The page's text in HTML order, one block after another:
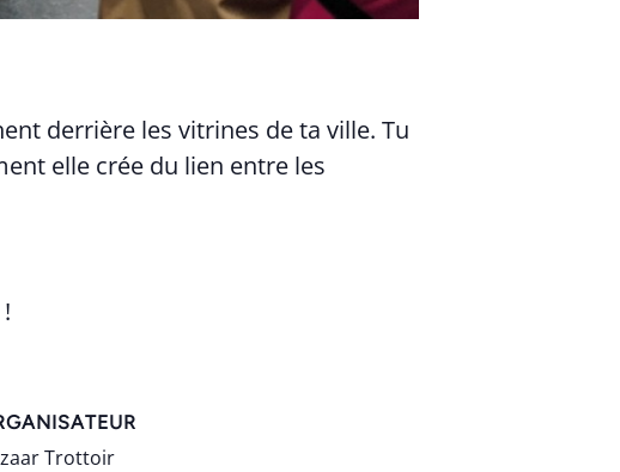
derrière les vitrines de ta ville. Tu
elle crée du lien entre les
Trottoir